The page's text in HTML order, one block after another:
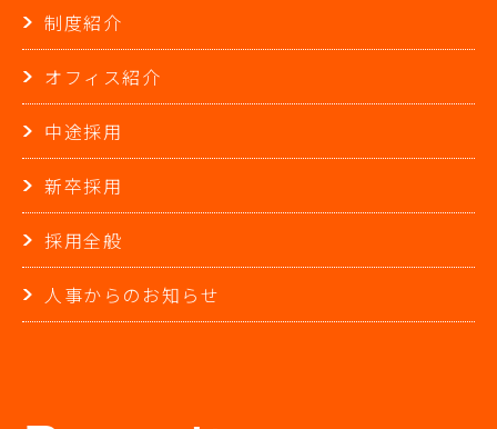
制度紹介
オフィス紹介
中途採用
新卒採用
採用全般
人事からのお知らせ